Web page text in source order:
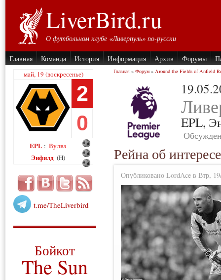
LiverBird.ru
О футбольном клубе «Ливерпуль» по-русски
Главная Команда История Информация Архив Форумы
май, 19 (воскресенье)
2
0
EPL : Вулвз
Энфилд (H)
t.me/TheLiverbird
Бойкот
The Sun
Главная » Форум » Around the Fields of Anfield
EPL,
Рейна об
Опубликовано LordAce в Втр,